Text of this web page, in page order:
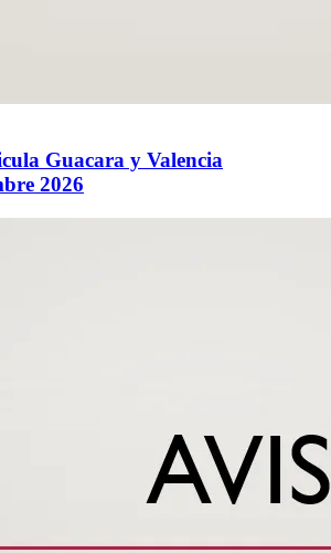
Guacara y Valencia
2026